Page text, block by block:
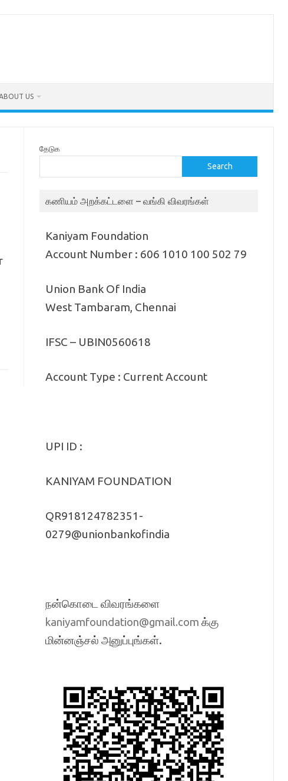
US
தேடுக
Search
கணியம் அறக்கட்டளை – வங்கி விவரங்கள்
Kaniyam Foundation
Account Number : 606 1010 100 502 79
Union Bank Of India
West Tambaram, Chennai
IFSC – UBIN0560618
Account Type : Current Account
UPI ID :
KANIYAM FOUNDATION
QR918124782351-
0279@unionbankofindia
நன்கொடை விவரங்களை
kaniyamfoundation@gmail.com க்கு
மின்னஞ்சல் அனுப்புங்கள்.